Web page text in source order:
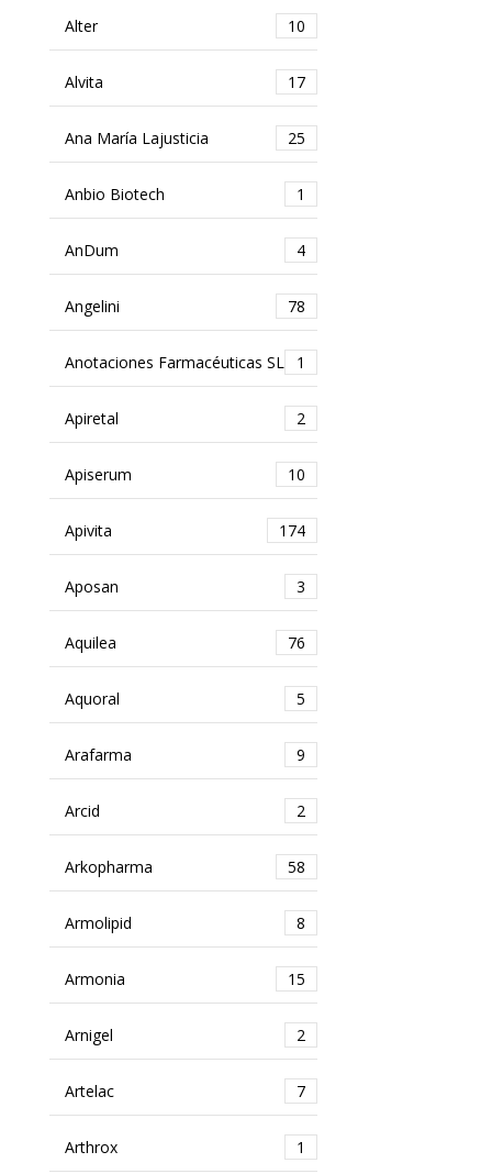
Alter 10
Alvita 17
Ana María Lajusticia 25
Anbio Biotech 1
AnDum 4
Angelini 78
Anotaciones Farmacéuticas SL 1
Apiretal 2
Apiserum 10
Apivita 174
Aposan 3
Aquilea 76
Aquoral 5
Arafarma 9
Arcid 2
Arkopharma 58
Armolipid 8
Armonia 15
Arnigel 2
Artelac 7
Arthrox 1